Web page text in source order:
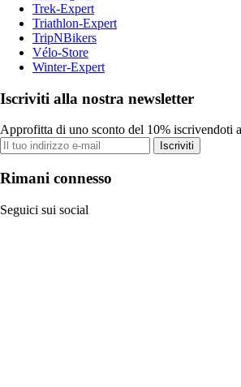
Trek-Expert
Triathlon-Expert
TripNBikers
Vélo-Store
Winter-Expert
Iscriviti alla nostra newsletter
Approfitta di uno sconto del 10% iscrivendoti
Iscriviti
Rimani connesso
Seguici sui social